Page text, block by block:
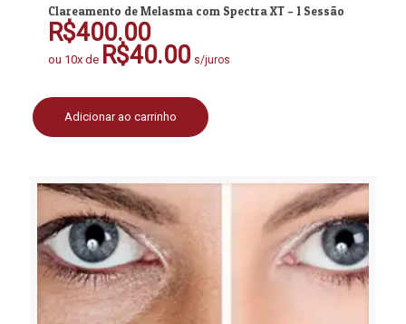
Clareamento de Melasma com Spectra XT – 1 Sessão
R$400.00
ou 10x de R$40.00 s/juros
Adicionar ao carrinho